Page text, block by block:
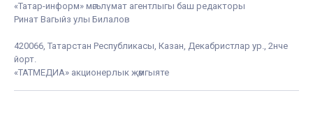
«Татар-информ» мәгълүмат агентлыгы баш редакторы
Ринат Вагыйз улы Билалов
420066, Татарстан Республикасы, Казан, Декабристлар ур., 2нче
йорт.
«ТАТМЕДИА» акционерлык җәмгыяте